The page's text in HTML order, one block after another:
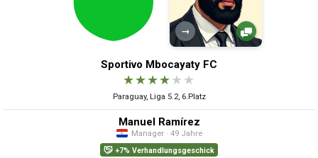
→
Sportivo Mbocayaty FC
★★★★★ ★
Paraguay, Liga 5.2, 6.Platz
Manuel Ramírez
Manager · 49 Jahre
+7% Verhandlungsgeschick